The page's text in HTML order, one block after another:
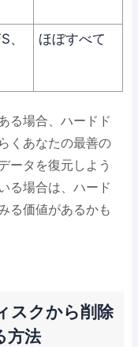
、
ほぼすべて
る場合、ハードド
くあなたの最善の
ータを復元しよう
る場合は、ハード
る価値があるかも
スクから削除
方法